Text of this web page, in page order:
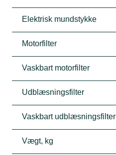
Elektrisk mundstykke
Motorfilter
Vaskbart motorfilter
Udblæsningsfilter
Vaskbart udblæsningsfilter
Vægt, kg